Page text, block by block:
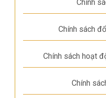
Chính
Chính sách
Chính sách hoạt
Chính